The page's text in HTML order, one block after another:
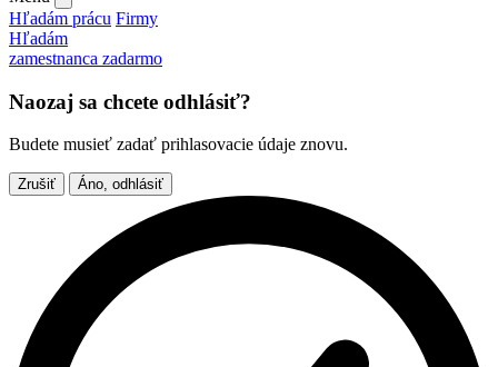
Hľadám prácu Firmy
Hľadám
zamestnanca zadarmo
Naozaj sa chcete odhlásiť?
Budete musieť zadať prihlasovacie údaje znovu.
Zrušiť Áno, odhlásiť